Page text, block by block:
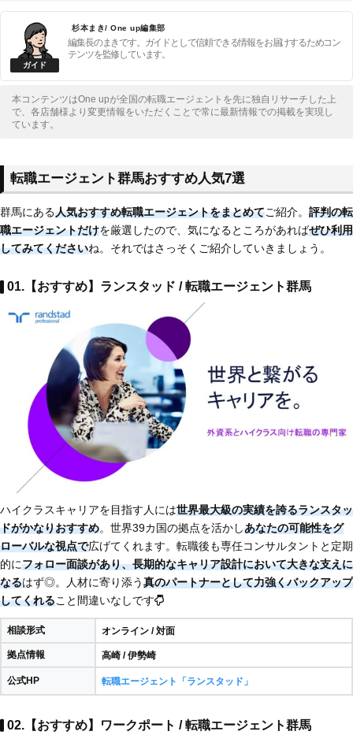
杉本まき/ One up編集部
編集長のまきです。ガイドとして信頼できる情報をお届けするためコン
テンツを監修しています。
本コンテンツはOne upが全国の転職エージェントを先に独自リサーチした上
で、各店舗様より変更情報をいただくことで常に最新情報での掲載を実現し
ています。
転職エージェント群馬おすすめ人気7選
群馬にある人気おすすめ転職エージェントをまとめてご紹介。 評判の転
職エージェントだけを厳選したので、気になるところがあればぜひ利用
してみてくださいね。それではさっそくご紹介していきましょう。
01.【おすすめ】ランスタッド / 転職エージェント群馬
ハイクラスキャリアを目指す人には世界最大級の実績を誇るランスタッ
ドがかなりおすすめ。世界39カ国の拠点を活かしあなたの可能性をグ
ローバルな視点で広げてくれます。転職後も専任コンサルタントと定期
的にフォロー面談があり、長期的なキャリア設計において大きな支えに
なるはず◎。人材に寄り添う真のパートナーとして力強くバックアップ
してくれること間違いなしです
相談形式 オンライン / 対面
拠点情報 高崎 / 伊勢崎
公式HP 転職エージェント「ランスタッド」
02.【おすすめ】ワークポート / 転職エージェント群馬